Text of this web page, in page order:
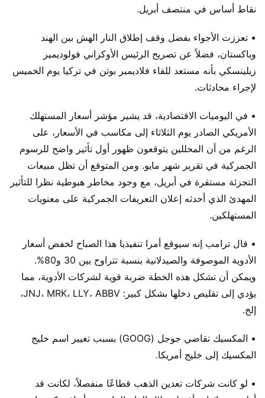
نقاط أساس في منتصف أبريل.
• تعززت الأجواء بفضل وقف إطلاق النار الهش بين الهند
وباكستان، فضلاً عن تصريح الرئيس الأوكراني فولوديمير
زيلينسكي بأنه مستعد للقاء فلاديمير بوتن في تركيا يوم الخميس
لإجراء محادثات.
• في اليوميات الاقتصادية، قد يشير مؤشر أسعار المستهلك
الأمريكي الصادر يوم الثلاثاء إلى مكاسب في الأسعار، على
الرغم من أن المحللين يتوقعون ظهور أول تأثير واضح للرسوم
الجمركية في تقرير شهر مايو. ومن المتوقع أن تظل مبيعات
التجزئة مستقرة في أبريل، مع وجود مخاطر هبوطية نظرا للتأثير
المهدئ الذي أحدثه إعلان التعريفات الجمركية على معنويات
المستهلكين.
• قال ترامب إنه سيوقع أمرا تنفيذيا هذا الصباح لخفض أسعار
الأدوية الموصوفة والصيدلانية بنسبة تتراوح بين 30 و80%.
ويمكن أن تشكل هذه الخطة ضربة قوية لشركات الأدوية، مما
يؤدي إلى تقليص دخلها بشكل كبير: JNJ، MRK، LLY، ABBV،
إلخ.
• المكسيك تقاضي جوجل (GOOG) بسبب تغيير اسم خليج
المكسيك إلى خليج أمريكا.
• لو كانت شركات تعدين الذهب قطاعًا منفصلاً، لكانت قد